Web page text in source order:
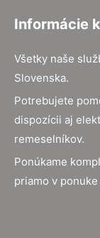
Informácie
Všetky naše
Slovenska.
Potrebujete
dispozícii aj
remeselníkov.
Ponúkame
priamo v